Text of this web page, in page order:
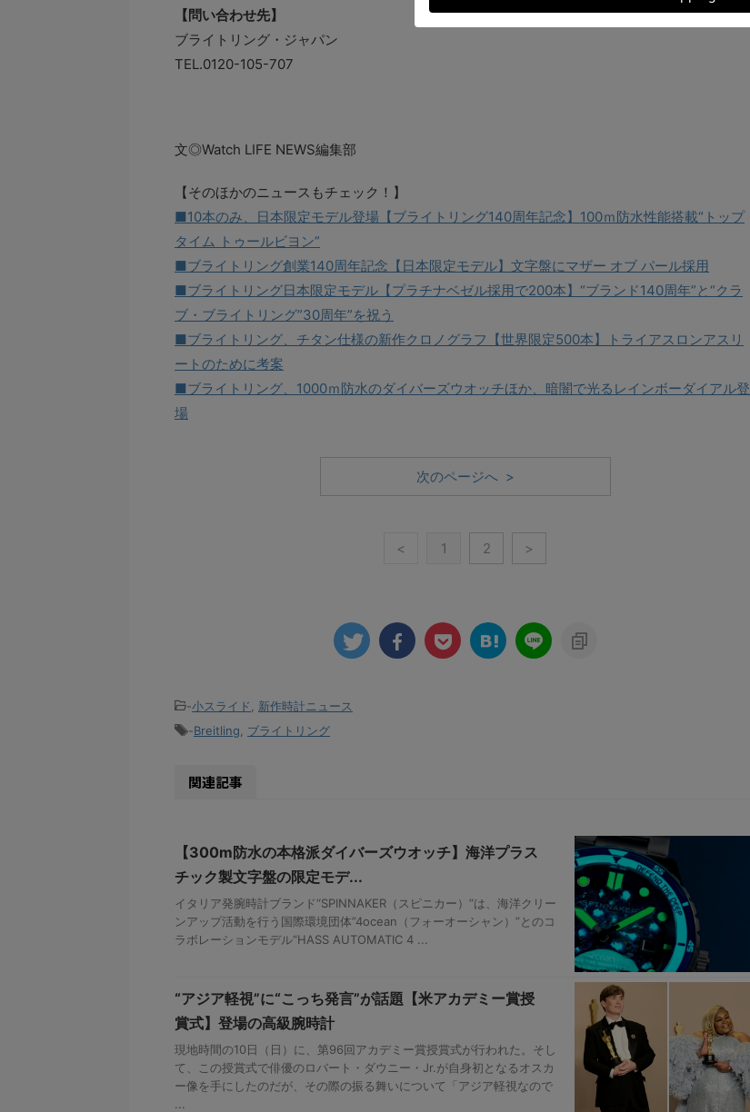
【問い合わせ先】
ブライトリング・ジャパン
TEL.0120-105-707
文◎Watch LIFE NEWS編集部
【そのほかのニュースもチェック！】
■10本のみ、日本限定モデル登場【ブライトリング140周年記念】100ｍ防水性能搭載“トップ
タイム トゥールビヨン”
■ブライトリング創業140周年記念【日本限定モデル】文字盤にマザー オブ パール採用
■ブライトリング日本限定モデル【プラチナベゼル採用で200本】“ブランド140周年”と“クラ
ブ・ブライトリング”30周年”を祝う
■ブライトリング、チタン仕様の新作クロノグラフ【世界限定500本】トライアスロンアスリ
ートのために考案
■ブライトリング、1000ｍ防水のダイバーズウオッチほか、暗闇で光るレインボーダイアル登
場
次のページへ >
< 1 2 >
-小スライド
新作時計ニュース
-Breitling ブライトリング
関連記事
【300m防水の本格派ダイバーズウオッチ】海洋プラス
チック製文字盤の限定モデ...
イタリア発腕時計ブランド“SPINNAKER（スピニカー）”は、海洋クリー
ンアップ活動を行う国際環境団体”4ocean（フォーオーシャン）”とのコ
ラボレーションモデル“HASS AUTOMATIC 4 ...
“アジア軽視”に“こっち発言”が話題【米アカデミー賞授
賞式】登場の高級腕時計
現地時間の10日（日）に、第96回アカデミー賞授賞式が行われた。そし
て、この授賞式で俳優のロバート・ダウニー・Jr.が自身初となるオスカ
ー像を手にしたのだが、その際の振る舞いについて「アジア軽視なので
...